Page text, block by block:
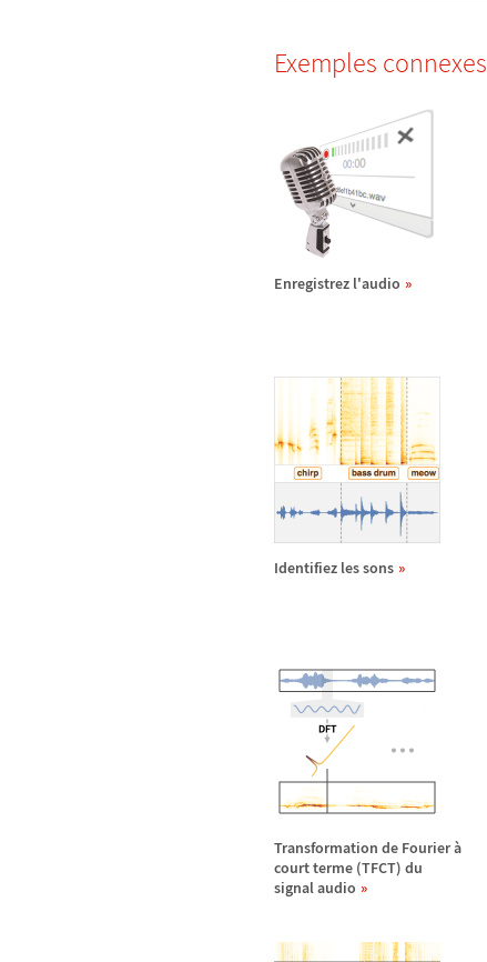
Exemples connexes
Enregistrez l'audio
Identifiez les sons
Transformation de Fourierà
court terme (TFCT) du
signal audio